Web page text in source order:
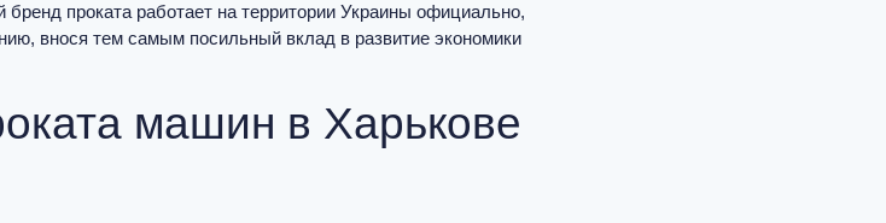
проката работает на территории Украины официально,
внося тем самым посильный вклад в развитие экономики
машин в Харькове